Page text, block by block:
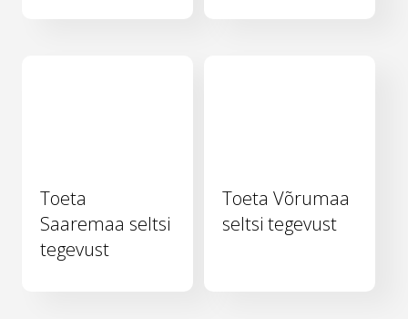
Toeta
Saaremaa seltsi
tegevust
Toeta Võrumaa
seltsi tegevust